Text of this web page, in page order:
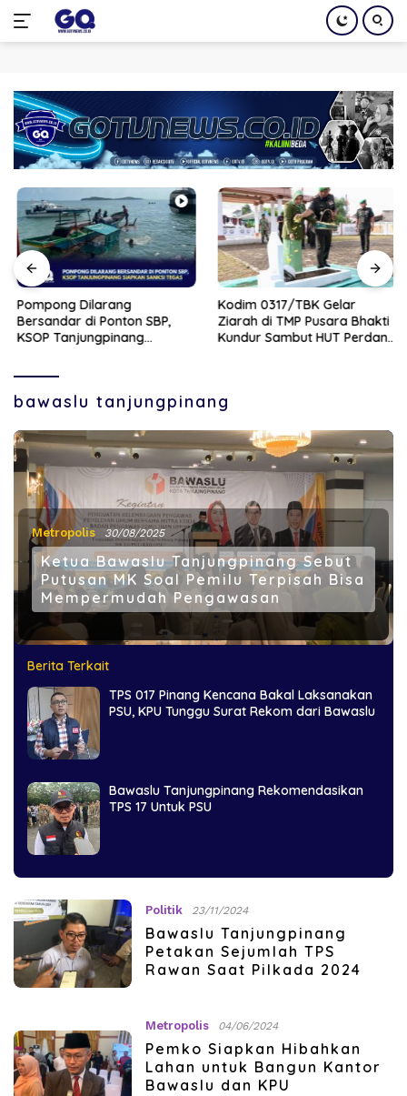
konten
Pompong Dilarang
Bersandar di Ponton SBP,
KSOP Tanjungpinang
Kodim 0317/TBK Gelar
Ziarah di TMP Pusara Bhakti
Kundur Sambut HUT Perdana
bawaslu tanjungpinang
Metropolis 30/08/2025
Ketua Bawaslu Tanjungpinang Sebut
Putusan MK Soal Pemilu Terpisah Bisa
Mempermudah Pengawasan
Berita Terkait
TPS 017 Pinang Kencana Bakal Laksanakan
PSU, KPU Tunggu Surat Rekom dari Bawaslu
Bawaslu Tanjungpinang Rekomendasikan
TPS 17 Untuk PSU
Politik 23/11/2024
Bawaslu Tanjungpinang
Petakan Sejumlah TPS
Rawan Saat Pilkada 2024
Metropolis 04/06/2024
Pemko Siapkan Hibahkan
Lahan untuk Bangun Kantor
Bawaslu dan KPU